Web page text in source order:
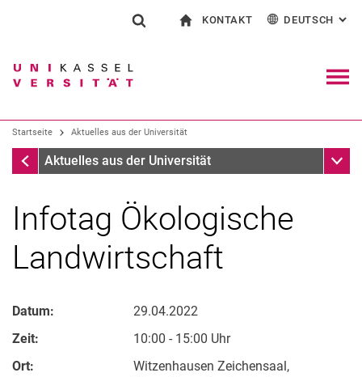
Springe direkt zu: Inhalt
Springe direkt zu: Suche
Springe direkt zu:
Suchen (öffnet externen Link in einem
KONTAKT
Kontakt für Presse und Öffentlichkeit
Einrichtungen suchen
DEUTSCH :
Startseite Aktuelles aus der Universität
Startseite
Aktuelles aus der Universität
Infotag Ökologische
Landwirtschaft
Datum:
29.04.2022
Zeit:
10:00 - 15:00 Uhr
Ort:
Witzenhausen Zeichensaal,